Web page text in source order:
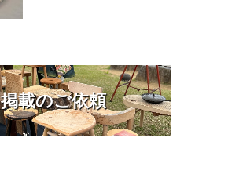
掲載のご依頼